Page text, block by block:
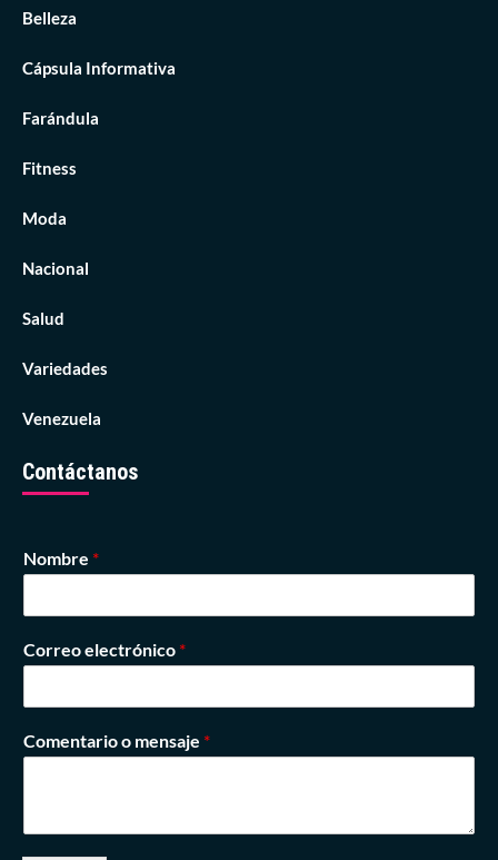
Belleza
Cápsula Informativa
Farándula
Fitness
Moda
Nacional
Salud
Variedades
Venezuela
Contáctanos
Nombre *
Correo electrónico *
Comentario o mensaje *